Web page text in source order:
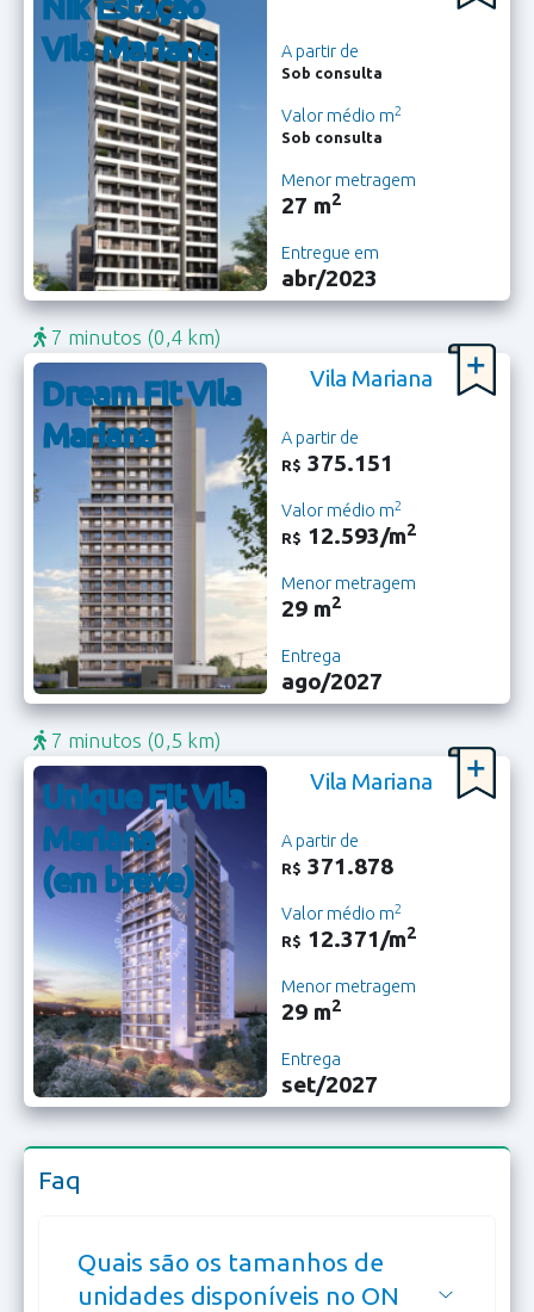
Vila Mariana
A partir de
Sob consulta
Valor médio m2
Sob consulta
Menor metragem
27 m2
Entregue em
abr/2023
7 minutos (0,4 km)
Dream Fit Vila
Mariana
Vila Mariana
A partir de
R$ 375.151
Valor médio m2
R$ 12.593/m2
Menor metragem
29 m2
Entrega
ago/2027
7 minutos (0,5 km)
Unique Fit Vila
Mariana
(em breve)
Vila Mariana
A partir de
R$ 371.878
Valor médio m2
R$ 12.371/m2
Menor metragem
29 m2
Entrega
set/2027
Faq
Quais são os tamanhos de
unidades disponíveis no ON